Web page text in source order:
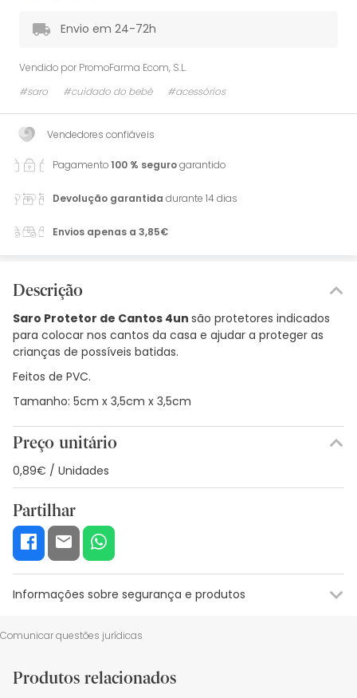
Envio em 24-72h
Vendido por PromoFarma Ecom, S.L.
#saro
#cuidado do bebé #acessórios
Vendedores confiáveis
Pagamento100 % segurogarantido
Devolução garantida durante 14 dias
Envios apenas a 3,85€
Descrição
Saro Protetor de Cantos 4un são protetores indicados
para colocar nos cantos da casa e ajudar a proteger as
crianças de possíveis batidas.
Feitos de PVC.
Tamanho: 5cm x 3,5cm x 3,5cm
Preço unitário
0,89€ / Unidades
Partilhar
Informações sobre segurança e produtos
Recursos de segurança visual
De momento, não dispomos de imagens de segurança
Comunicar questões jurídicas
Produtos relacionados